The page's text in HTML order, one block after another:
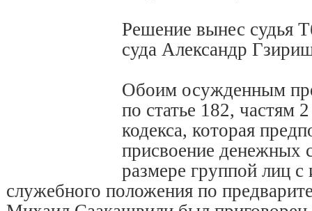
Решение вынес судья
суда Александр
Обоим осужденным
по статье 182, частям
кодекса, которая
присвоение денежных
размере группой лиц с
служебного положения по